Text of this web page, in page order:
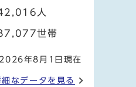
人
世帯
2026年8月1日現在
細なデータを見る